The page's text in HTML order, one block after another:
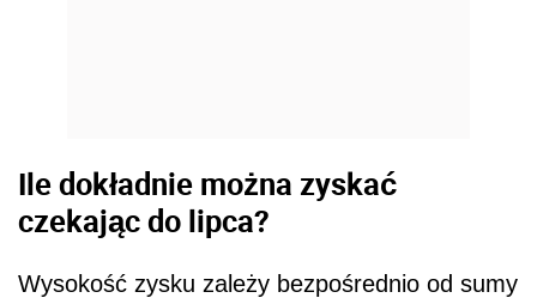
Ile dokładnie można zyskać
czekając do lipca?
Wysokość zysku zależy bezpośrednio od sumy